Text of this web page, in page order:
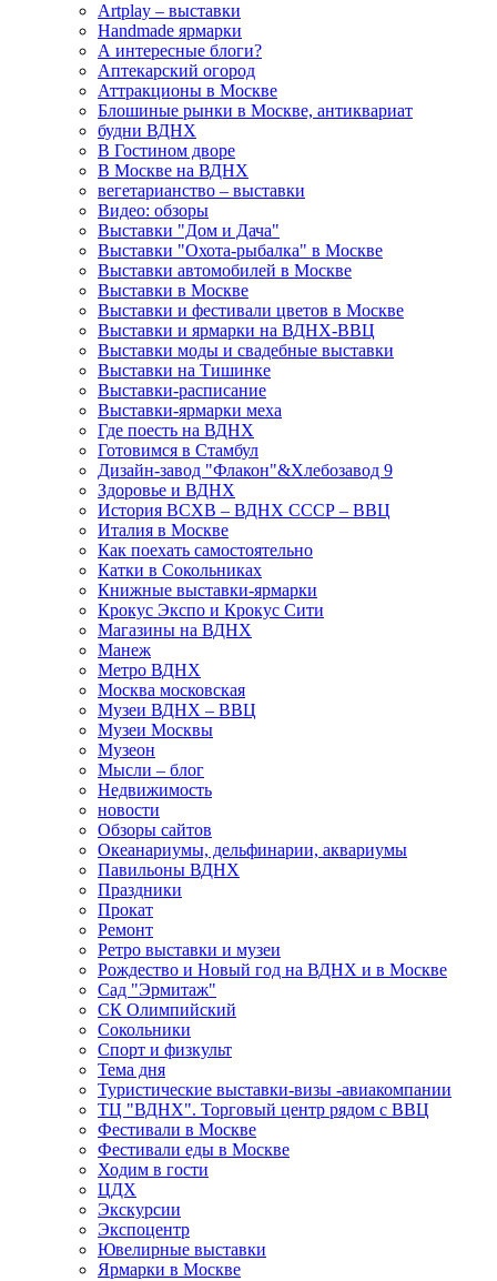
Artplay – выставки
Handmade ярмарки
А интересные блоги?
Аптекарский огород
Аттракционы в Москве
Блошиные рынки в Москве, антиквариат
будни ВДНХ
В Гостином дворе
В Москве на ВДНХ
вегетарианство – выставки
Видео: обзоры
Выставки "Дом и Дача"
Выставки "Охота-рыбалка" в Москве
Выставки автомобилей в Москве
Выставки в Москве
Выставки и фестивали цветов в Москве
Выставки и ярмарки на ВДНХ-ВВЦ
Выставки моды и свадебные выставки
Выставки на Тишинке
Выставки-расписание
Выставки-ярмарки меха
Где поесть на ВДНХ
Готовимся в Стамбул
Дизайн-завод "Флакон"&Хлебозавод 9
Здоровье и ВДНХ
История ВСХВ – ВДНХ СССР – ВВЦ
Италия в Москве
Как поехать самостоятельно
Катки в Сокольниках
Книжные выставки-ярмарки
Крокус Экспо и Крокус Сити
Магазины на ВДНХ
Манеж
Метро ВДНХ
Москва московская
Музеи ВДНХ – ВВЦ
Музеи Москвы
Музеон
Мысли – блог
Недвижимость
новости
Обзоры сайтов
Океанариумы, дельфинарии, аквариумы
Павильоны ВДНХ
Праздники
Прокат
Ремонт
Ретро выставки и музеи
Рождество и Новый год на ВДНХ и в Москве
Сад "Эрмитаж"
СК Олимпийский
Сокольники
Спорт и физкульт
Тема дня
Туристические выставки-визы -авиакомпании
ТЦ "ВДНХ". Торговый центр рядом с ВВЦ
Фестивали в Москве
Фестивали еды в Москве
Ходим в гости
ЦДХ
Экскурсии
Экспоцентр
Ювелирные выставки
Ярмарки в Москве